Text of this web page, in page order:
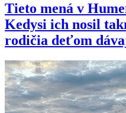
Tieto mená v
Kedysi ich nosil
rodičia deťom